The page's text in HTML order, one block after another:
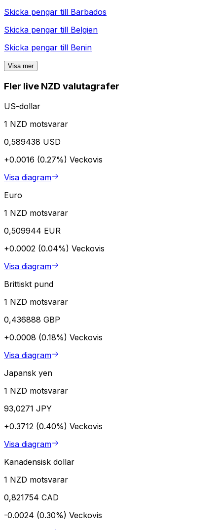
Skicka pengar till Barbados
Skicka pengar till Belgien
Skicka pengar till Benin
Visa mer
Fler live NZD valutagrafer
US-dollar
1 NZD motsvarar
0,589438 USD
+0.0016 (0.27%) Veckovis
Visa diagram
Euro
1 NZD motsvarar
0,509944 EUR
+0.0002 (0.04%) Veckovis
Visa diagram
Brittiskt pund
1 NZD motsvarar
0,436888 GBP
+0.0008 (0.18%) Veckovis
Visa diagram
Japansk yen
1 NZD motsvarar
93,0271 JPY
+0.3712 (0.40%) Veckovis
Visa diagram
Kanadensisk dollar
1 NZD motsvarar
0,821754 CAD
-0.0024 (0.30%) Veckovis